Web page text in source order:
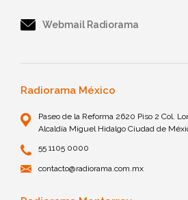
Webmail Radiorama
Radiorama México
Paseo de la Reforma 2620 Piso 2 Col.
Alcaldía Miguel Hidalgo Ciudad de
55 1105 0000
contacto@radiorama.com.mx